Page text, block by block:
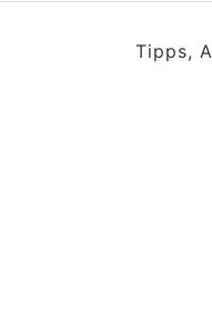
Tipps,